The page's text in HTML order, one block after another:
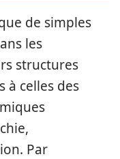
de simples
les
structures
à celles des
Par